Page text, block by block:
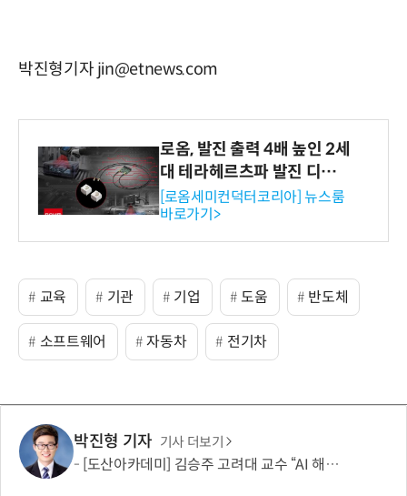
박진형기자 jin@etnews.com
로옴, 발진 출력 4배 높인 2세
대 테라헤르츠파 발진 디바이
스 개발
[로옴세미컨덕터코리아] 뉴스룸
바로가기>
교육 기관 기업 도움 반도체
소프트웨어 자동차 전기차
박진형 기자 기사 더보기
[도산아카데미] 김승주 고려대 교수 “AI 해킹은 AI로 막아야…망분리 정책 바꿔야”